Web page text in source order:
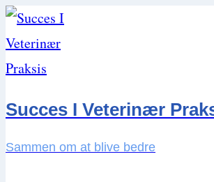
Skip
to
content
Succes I Veterinær
Sammen om at blive bedre